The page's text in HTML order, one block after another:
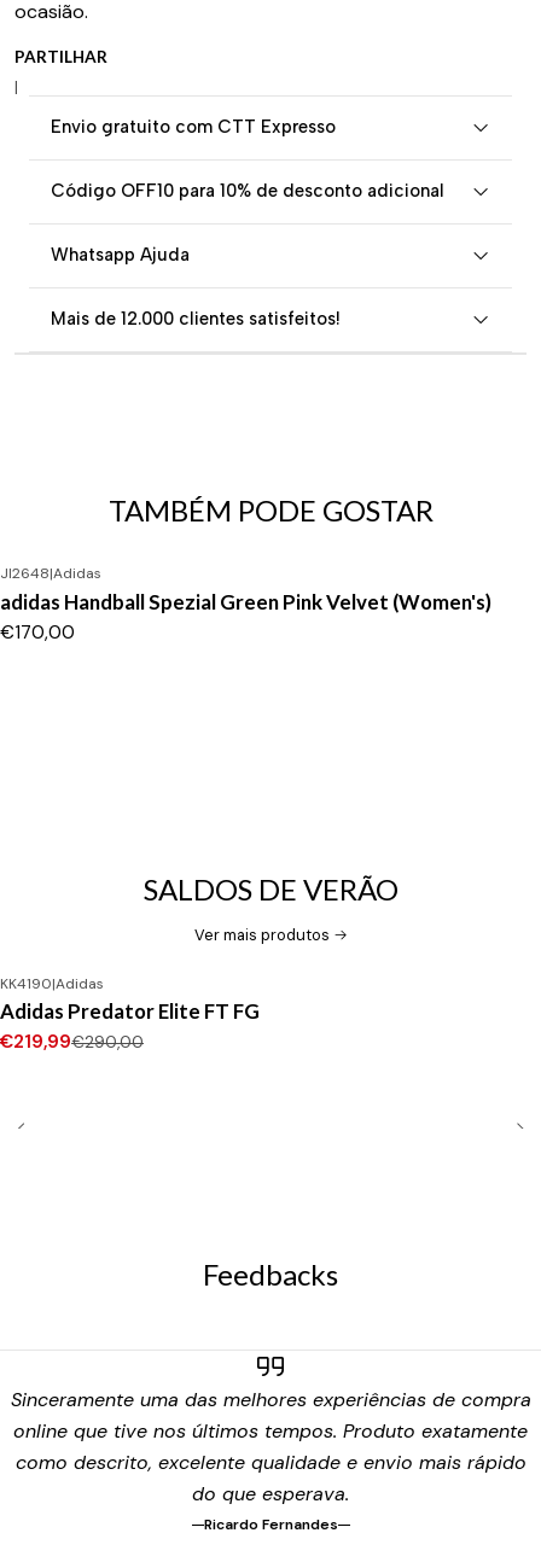
ocasião.
PARTILHAR
|
Envio gratuito com CTT Expresso
Código OFF10 para 10% de desconto adicional
Whatsapp Ajuda
Mais de 12.000 clientes satisfeitos!
TAMBÉM PODE GOSTAR
JI2648|Adidas
adidas Handball Spezial Green Pink Velvet (Women's)
€170,00
SALDOS DE VERÃO
Ver mais produtos
-24%DESCONTO
Novo
KK4190|Adidas
Adidas Predator Elite FT FG
€219,99€290,00
Feedbacks
Sinceramente uma das melhores experiências de compra
online que tive nos últimos tempos. Produto exatamente
como descrito, excelente qualidade e envio mais rápido
do que esperava.
Ricardo Fernandes